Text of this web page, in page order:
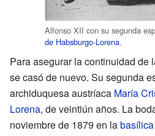
Alfonso XII con su segunda
de Habsburgo-Lorena.
Para asegurar la continuidad de
se casó de nuevo. Su segunda
archiduquesa austríaca María
Lorena, de veintiún años. La
noviembre de 1879 en la